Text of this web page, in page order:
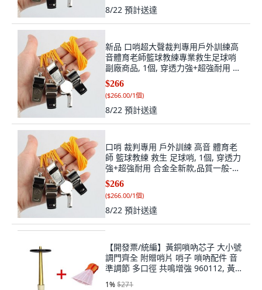
8/22 預計送達
新品 口哨超大聲裁判專用戶外訓練高
音體育老師籃球教練專業救生足球哨
副廠商品, 1個, 穿透力強+超強耐用 合
金全新款,品質一般-配件款:無哨 體育
消防 僅掛繩, N/A
$266
($266.00/1個)
8/22 預計送達
口哨 裁判專用 戶外訓練 高音 體育老
師 籃球教練 救生 足球哨, 1個, 穿透力
強+超強耐用 合金全新款,品質一般-配
件款：無哨 體育消防 僅掛繩, N/A
$266
($266.00/1個)
8/22 預計送達
【開發票/統編】黃銅嗩吶芯子 大小號
調門齊全 附贈哨片 哨子 嗩吶配件 音
準調節 多口徑 共鳴增強 960112, 黃銅
芯子D+氣盤+三道筋D, 1個
1%$271